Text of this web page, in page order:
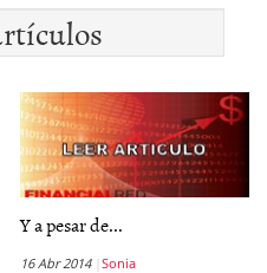
Y a pesar de...
16 Abr 2014 Sonia